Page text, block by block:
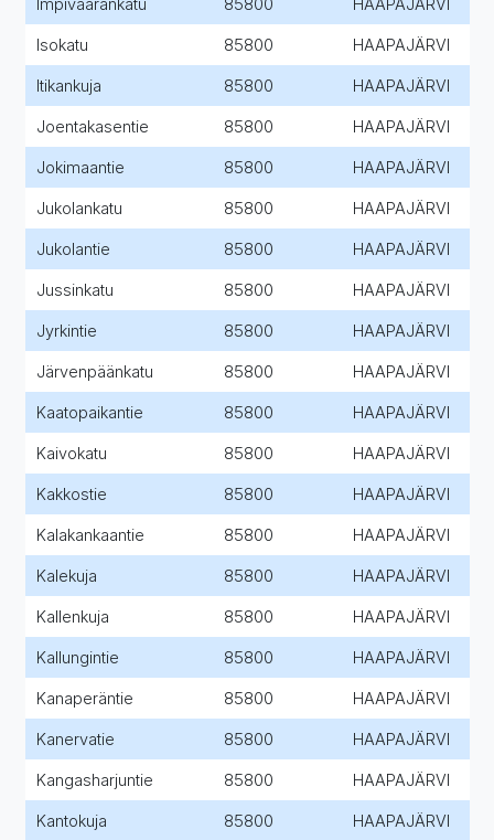
Isokatu 85800 HAAPAJÄRVI
Itikankuja 85800 HAAPAJÄRVI
Joentakasentie 85800 HAAPAJÄRVI
Jokimaantie 85800 HAAPAJÄRVI
Jukolankatu 85800 HAAPAJÄRVI
Jukolantie 85800 HAAPAJÄRVI
Jussinkatu 85800 HAAPAJÄRVI
Jyrkintie 85800 HAAPAJÄRVI
Järvenpäänkatu 85800 HAAPAJÄRVI
Kaatopaikantie 85800 HAAPAJÄRVI
Kaivokatu 85800 HAAPAJÄRVI
Kakkostie 85800 HAAPAJÄRVI
Kalakankaantie 85800 HAAPAJÄRVI
Kalekuja 85800 HAAPAJÄRVI
Kallenkuja 85800 HAAPAJÄRVI
Kallungintie 85800 HAAPAJÄRVI
Kanaperäntie 85800 HAAPAJÄRVI
Kanervatie 85800 HAAPAJÄRVI
Kangasharjuntie 85800 HAAPAJÄRVI
Kantokuja 85800 HAAPAJÄRVI